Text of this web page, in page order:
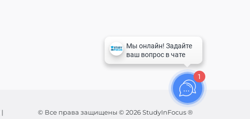
| © Все права защищены © 2026 StudyInFocus ®
1